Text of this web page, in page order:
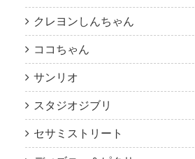
クレヨンしんちゃん
ココちゃん
サンリオ
スタジオジブリ
セサミストリート